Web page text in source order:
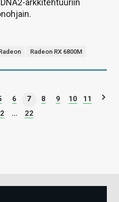
arkkitehtuuriin
Radeon RX 6800M
6 7 8 9 10
11
... 22